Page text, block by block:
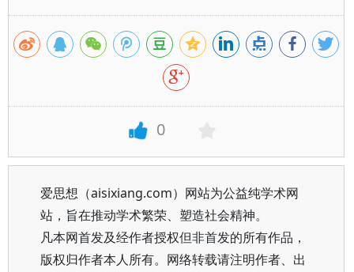
0
爱思想（aisixiang.com）网站为公益纯学术网
站，旨在推动学术繁荣、塑造社会精神。
凡本网首发及经作者授权但非首发的所有作品，
版权归作者本人所有。网络转载请注明作者、出